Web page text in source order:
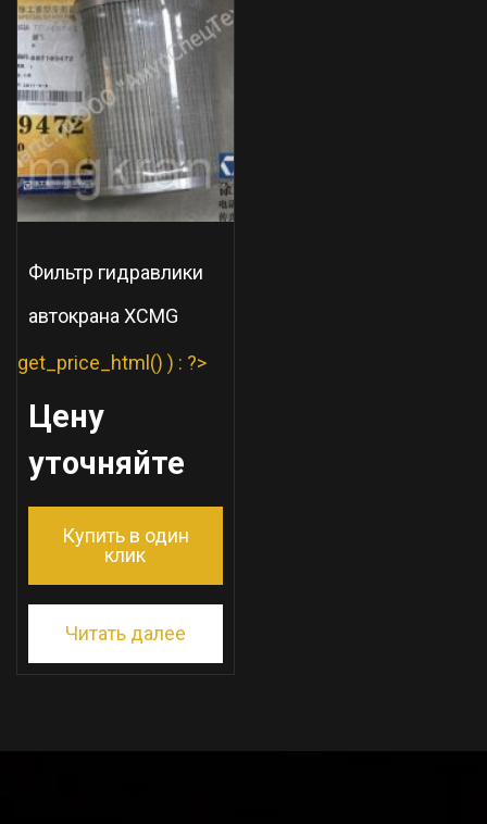
Фильтр гидравлики
автокрана XCMG
get_price_html() ) : ?>
Цену
уточняйте
Купить в один
клик
Читать далее